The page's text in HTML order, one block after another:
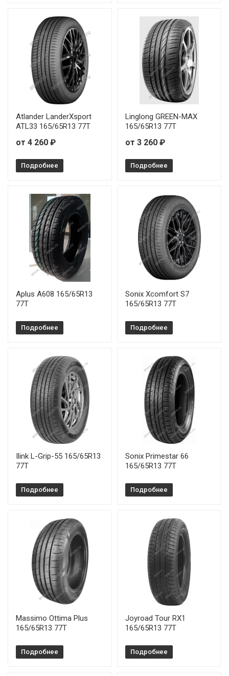
Ovation VI-682 185/60R13 80H
Ovation VI-682 185/70R13 86H
Ovation VI-682 195/55R15 85V
Ovation VI-682 195/70R14 91H
Ovation VI-682 205/60R13 86Т
Ovation VI-682 205/60R14 88H
Ovation VI-682 205/70R14 95H
Atlander LanderXsport
ATL33 165/65R13 77T
от 4 260 ₽
Подробнее
Linglong GREEN-MAX
165/65R13 77T
от 3 260 ₽
Подробнее
Aplus A608 165/65R13
77T
Подробнее
Sonix Xcomfort S7
165/65R13 77T
Подробнее
Ilink L-Grip-55 165/65R13
77T
Подробнее
Sonix Primestar 66
165/65R13 77T
Подробнее
Massimo Ottima Plus
165/65R13 77T
Подробнее
Joyroad Tour RX1
165/65R13 77T
Подробнее